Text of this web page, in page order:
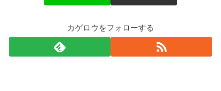
カゲロウをフォローする